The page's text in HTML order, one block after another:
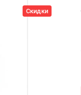
Скидки